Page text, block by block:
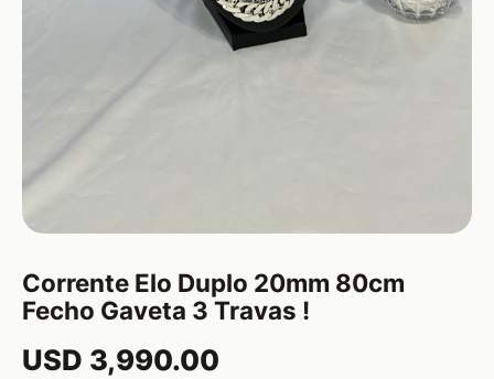
Corrente Elo Duplo 20mm 80cm
Fecho Gaveta 3 Travas !
USD 3,990.00